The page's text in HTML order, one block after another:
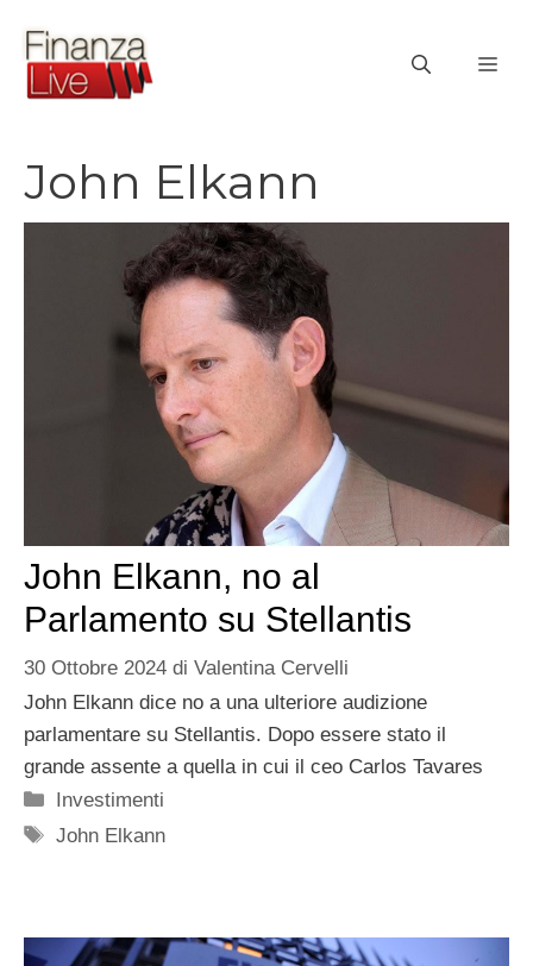
contenuto
John Elkann
John Elkann, no al
Parlamento su Stellantis
30 Ottobre 2024 di Valentina Cervelli
John Elkann dice no a una ulteriore audizione
parlamentare su Stellantis. Dopo essere stato il
grande assente a quella in cui il ceo Carlos Tavares
Categorie
Investimenti
Tag
John Elkann